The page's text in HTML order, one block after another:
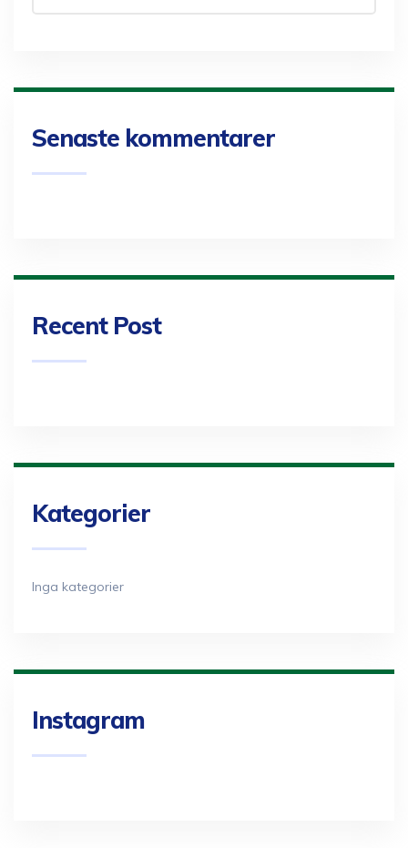
Senaste kommentarer
Recent Post
Kategorier
Inga kategorier
Instagram